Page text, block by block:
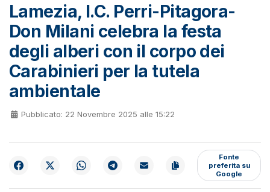
Lamezia, I.C. Perri-Pitagora-
Don Milani celebra la festa
degli alberi con il corpo dei
Carabinieri per la tutela
ambientale
Pubblicato: 22 Novembre 2025 alle 15:22
Fonte
preferita su
Google